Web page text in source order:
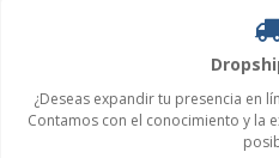
¿Deseas expandir tu presencia en
Contamos con el conocimiento y la